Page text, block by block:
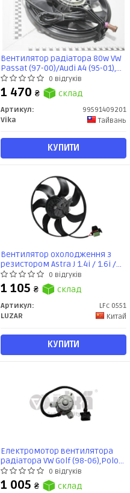
Вентилятор радіатора 80w VW
Passat (97-00)/Audi A4 (95-01),
A6 (97-01) (99591409201) VIKA
0 відгуків
1 470 ₴ склад
Артикул:
99591409201
Vika
Тайвань
КУПИТИ
Вентилятор охолодження з
резистором Astra J 1.4i / 1.6i /
1.8i / 1.6T / 1.4T (10-) (LFc 0551)
Luzar
0 відгуків
1 105 ₴ склад
Артикул:
LFc 0551
LUZAR
Китай
КУПИТИ
Електромотор вентилятора
радіатора VW Golf (98-06),Polo
(05-08)/Audi A3 (97-03),TT (99-06)
(99591784801) VIKA
0 відгуків
1 005 ₴ склад